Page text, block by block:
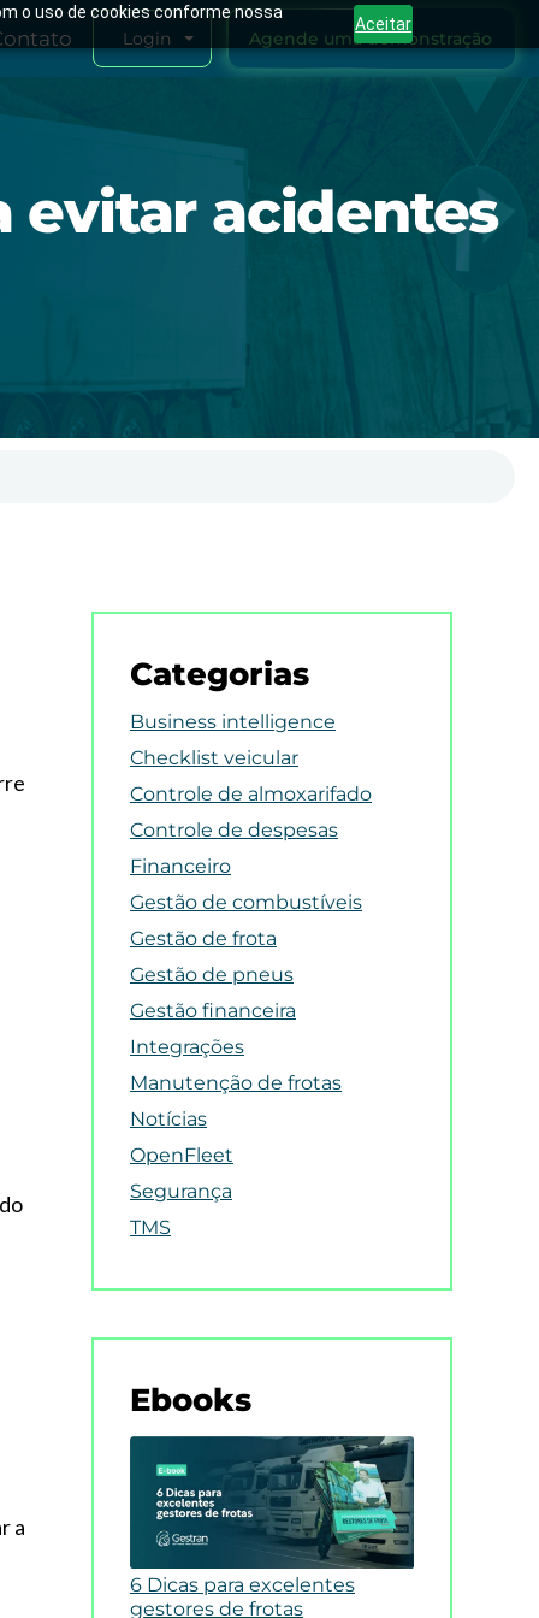
o uso de cookies conforme nossa
Aceitar
Login Agende uma demonstração
evitar acidentes
a
Categorias
Business intelligence
Checklist veicular
Controle de almoxarifado
Controle de despesas
Financeiro
Gestão de combustíveis
Gestão de frota
Gestão de pneus
Gestão financeira
Integrações
Manutenção de frotas
Notícias
OpenFleet
Segurança
TMS
Ebooks
6 Dicas para excelentes
gestores de frotas